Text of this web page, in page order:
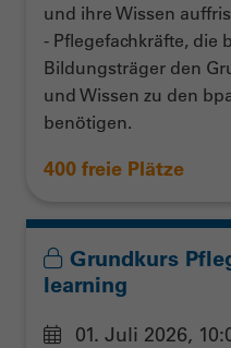
und ihre Wissen
- Pflegefachkräfte, die
Bildungsträger den
und Wissen zu den
benötigen.
400 freie Plätze
Grundkurs
learning
01. Juli 2026,